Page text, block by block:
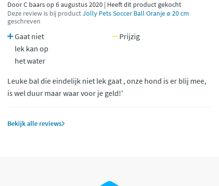
Door C baars op 6 augustus 2020 | Heeft dit product gekocht
Deze review is bij productJolly Pets Soccer Ball Oranje ø 20 cm
geschreven
Gaat niet
lek kan op
het water
Prijzig
Leuke bal die eindelijk niet lek gaat , onze hond is er blij mee,
is wel duur maar waar voor je geld!'
Bekijk alle reviews